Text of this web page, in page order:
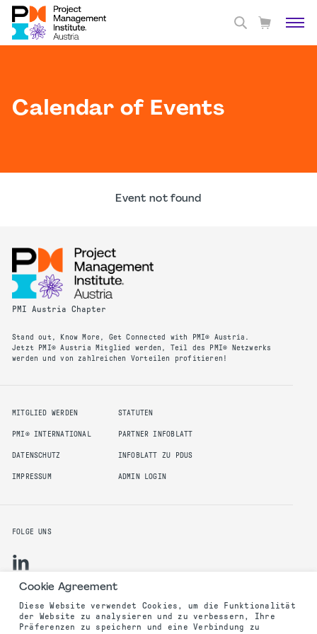
Calendar of Events
Event not found
PMI Austria Chapter
Stand out, Know More, Get Connected with PMI® Austria.
Jetzt PMI® Austria Mitglied werden, Teil des PMI® Netzwerks
werden und von zahlreichen Vorteilen profitieren!
MITGLIED WERDEN
PMI® INTERNATIONAL
DATENSCHUTZ
IMPRESSUM
STATUTEN
PARTNER INFOBLATT
INFOBLATT ZU PDUS
ADMIN LOGIN
FOLGE UNS
©2025 PMI Austria Chapter. All rights reserved.
Cookie Agreement
Diese Website verwendet Cookies, um die Funktionalität
der Website zu analysieren und zu verbessern, Ihre
Präferenzen zu speichern und eine Verbindung zu